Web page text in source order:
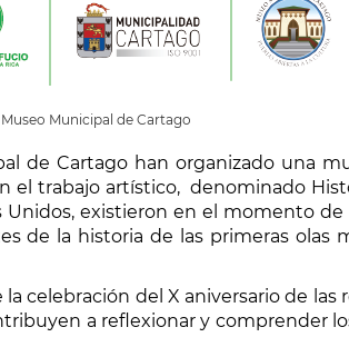
Municipal de Cartago
de Cartago han organizado una
el trabajo artístico, denominado
existieron en el momento de
de la historia de las primeras olas
celebración del X aniversario de las
a reflexionar y comprender